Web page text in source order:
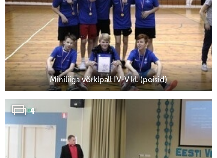
Miniliiga võrklpall IV-V kl. (poisid)
4